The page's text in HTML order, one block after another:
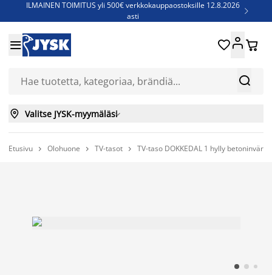
ILMAINEN TOIMITUS yli 500€ verkkokauppaostoksille 12.8.2026
asti

Jenkkisänkyjä - Säästä jopa 60%


 
 Valitse JYSK-myymäläsi
Etusivu  Olohuone  TV-tasot  TV-taso DOKKEDAL 1 hylly